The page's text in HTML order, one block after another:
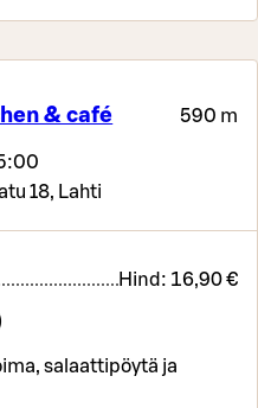
& café 590 m
18, Lahti
Hind: 16,90 €
salaattipöytä ja